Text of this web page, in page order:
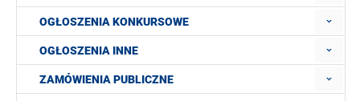
OGŁOSZENIA KONKURSOWE
OGŁOSZENIA INNE
ZAMÓWIENIA PUBLICZNE